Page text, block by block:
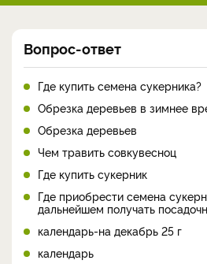
Вопрос-ответ
Где купить семена сукерника?
Обрезка деревьев в зимнее
Обрезка деревьев
Чем травить совкувесноц
Где купить сукерник
Где приобрести семена
дальнейшем получать
календарь-на декабрь 25 г
календарь